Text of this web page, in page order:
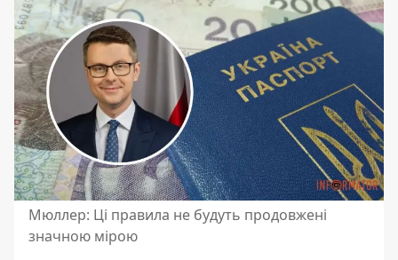
Мюллер: Ці правила не будуть продовжені
значною мірою